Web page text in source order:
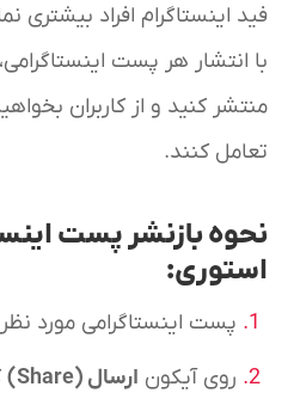
فید اینستاگرام افراد
با انتشار هر پست
منتشر کنید و از کاربران
تعامل کنند.
نحوه بازنشر پست
استوری:
پست اینستاگرامی مورد نظر
روی آیکون ارسال (Share)